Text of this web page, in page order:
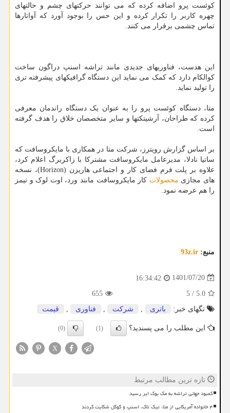
کوئست پرو اضافه کرده که می توانند حرکتهای چشم و حالتهای
چهره کاربر را تکرار کرده و این حس را بوجود آورد که آواتارها
تماس چشمی برقرار می کنند.
این هدست، فناوریهای جدیدی مانند تراشه اسنپ دراگون ساخت
کوالکام دارد که کمک می نماید این دستگاه گرافیکهای پیشرفته تری
را تولید نماید.
متا، دستگاه کوئست پرو را به عنوان یک دستگاه راندمان معرفی
کرده که طراحان، آرشیتکتها و سایر متخصصان خلاق را هدف گرفته
است.
بر اساس گزارش رویترز، شرکت متا در همکاری با مایکروسافت که
ساتیا نادلا، مدیرعامل مایکروسافت مشترکا با زاکربرگ اعلام کرد،
علاوه بر پلت فرم فضای کار و اجتماعی هاریزن (Horizon)، نسخه
های مجازی محصولات کار مایکروسافت مانند ورد، اوت لوک و تیمز
را هم عرضه نمود.
منبع: 93z.ir
1401/07/20
16:34:42
5.0
/
5
655
تگهای خبر:
باتری , شركت , فناوری , قیمت
این مطلب را می پسندید؟ (1)
(0)
X
تازه ترین مطالب مرتبط
کمبود جهانی تراشه به مک بوک ایر رسید
۴ خانواده آمریکایی از متا، تیک تاک، اسنپ و گوگل شکایت کردند